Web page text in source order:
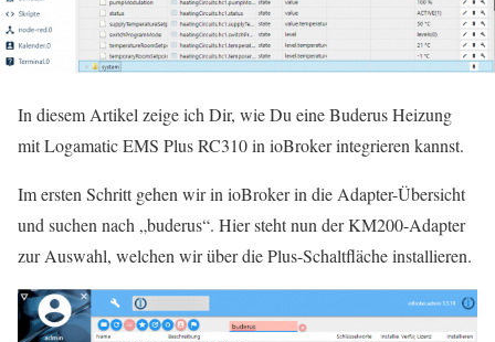
In diesem Artikel zeige ich Dir, wie Du eine Buderus Heizung
mit Logamatic EMS Plus RC310 in ioBroker integrieren kannst.
Im ersten Schritt gehen wir in ioBroker in die Adapter-Übersicht
und suchen nach „buderus“. Hier steht nun der KM200-Adapter
zur Auswahl, welchen wir über die Plus-Schaltfläche installieren.